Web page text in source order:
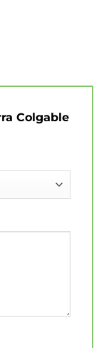
Colgable